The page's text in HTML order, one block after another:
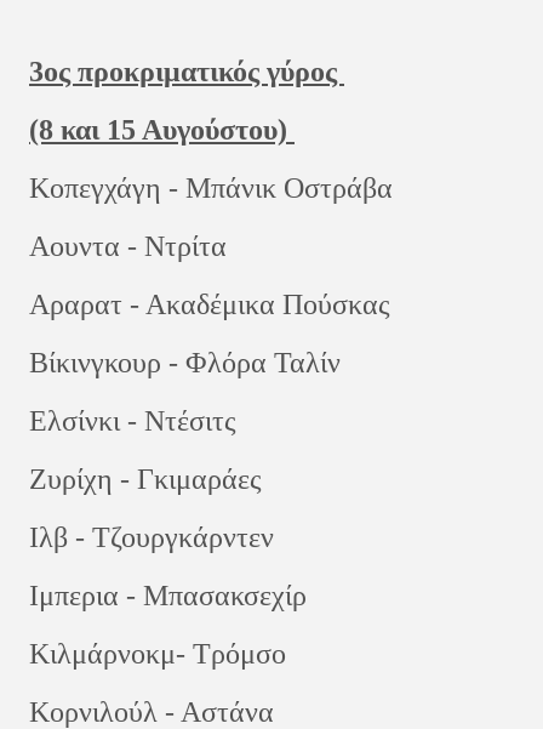
3ος προκριματικός γύρος
(8 και 15 Αυγούστου)
Κοπεγχάγη - Μπάνικ Οστράβα
Αουντα - Ντρίτα
Αραρατ - Ακαδέμικα Πούσκας
Βίκινγκουρ - Φλόρα Ταλίν
Ελσίνκι - Ντέσιτς
Ζυρίχη - Γκιμαράες
Ιλβ - Τζουργκάρντεν
Ιμπερια - Μπασακσεχίρ
Κιλμάρνοκμ- Τρόμσο
Κορνιλούλ - Αστάνα